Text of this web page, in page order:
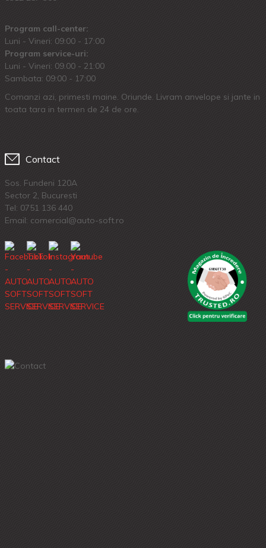
Program call-center:
Luni - Vineri: 09:00 - 17:00
Program service-uri:
Luni - Vineri: 09.00 - 21:00
Sambata: 09:00 - 17:00
Comanzi azi, primesti maine. Oriunde. Livram anvelope si jante in
toata tara in termen de 24 de ore.
Contact
Sos. Fundeni 120A
Sector 2, Bucuresti
Tel: 0751 136 440
Email: comercial@auto-soft.ro